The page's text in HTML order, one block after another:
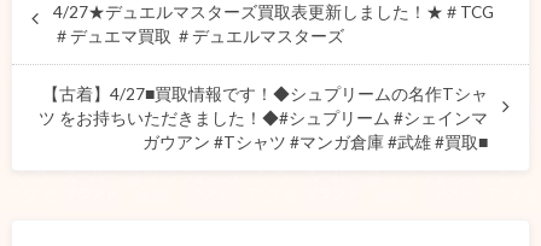
4/27★デュエルマスターズ買取表更新しました！★＃TCG
＃デュエマ買取 ＃デュエルマスターズ
【古着】4/27■買取情報です！◆シュプリームの名作Tシャ
ツ をお持ちいただきました！◆#シュプリーム #シェインマ
ガウアン #Tシャツ #マンガ倉庫 #武雄 #買取■